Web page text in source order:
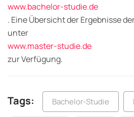
www.bachelor-studie.de
. Eine Übersicht der Ergebnisse
unter
www.master-studie.de
zur Verfügung.
Tags: Bachelor-Studie